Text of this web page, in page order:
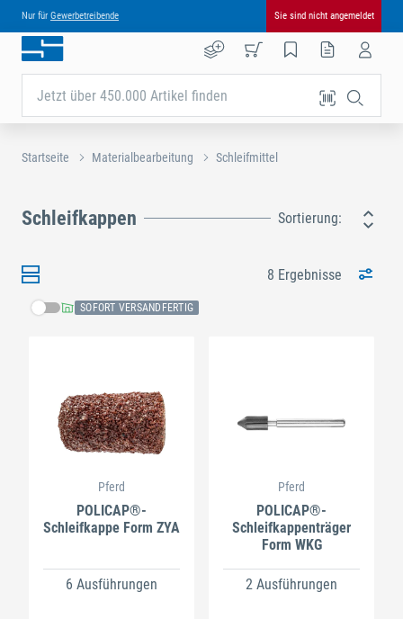
Nur für Gewerbetreibende Sie sind nicht angemeldet
Jetzt über 450.000 Artikel finden
Startseite Materialbearbeitung Schleifmittel
Schleifkappen Sortierung:
8 Ergebnisse
SOFORT VERSANDFERTIG
Pferd
POLICAP®-
Schleifkappe Form ZYA
6 Ausführungen
Pferd
POLICAP®-
Schleifkappenträger
Form WKG
2 Ausführungen